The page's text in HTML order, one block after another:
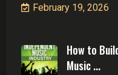
February 19, 2026
How to
Music ...